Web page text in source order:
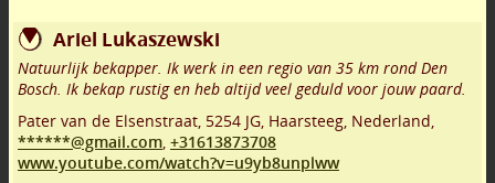
Ariel Lukaszewski
Natuurlijk bekapper. Ik werk in een regio van 35 km rond Den
Bosch. Ik bekap rustig en heb altijd veel geduld voor jouw paard.
Pater van de Elsenstraat, 5254 JG, Haarsteeg, Nederland,
******@gmail.com, +31613873708
www.youtube.com/watch?v=u9yb8unplww